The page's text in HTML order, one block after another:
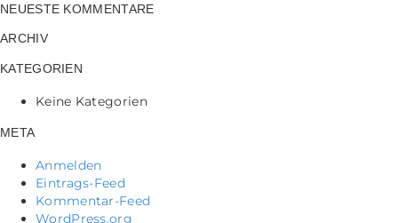
NEUESTE KOMMENTARE
ARCHIV
KATEGORIEN
Keine Kategorien
META
Anmelden
Eintrags-Feed
Kommentar-Feed
WordPress.org